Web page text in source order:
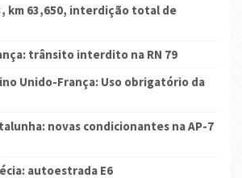
km 63,650, interdição total de
trânsito interdito na RN 79
Unido-França: Uso obrigatório da
novas condicionantes na AP-7
autoestrada E6